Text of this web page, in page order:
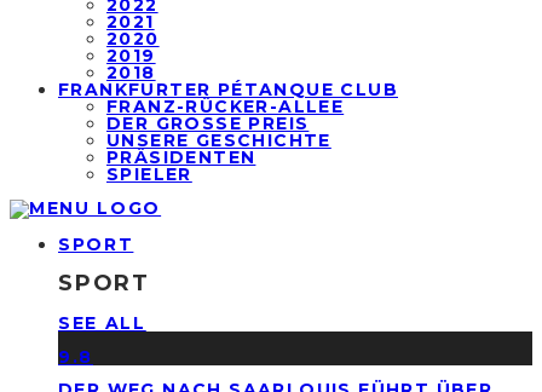
2022
2021
2020
2019
2018
FRANKFURTER PÉTANQUE CLUB
FRANZ-RÜCKER-ALLEE
DER GROSSE PREIS
UNSERE GESCHICHTE
PRÄSIDENTEN
SPIELER
SPORT
SPORT
SEE ALL
9.8